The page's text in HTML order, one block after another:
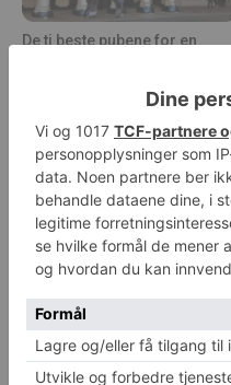
De ti beste pubene for en
Pompidou-senteret stenger i
renovasjon